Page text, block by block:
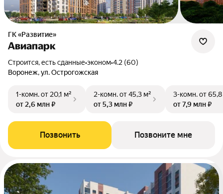
ГК «Развитие»
Авиапарк
Строится, есть сданные•эконом•4.2 (60)
Воронеж, ул. Острогожская
1-комн.от 20,1 м²
от 2,6 млн ₽
2-комн.от 45,3 м²
от 5,3 млн ₽
3-комн.от
от 7,9 млн ₽
Позвонить Позвоните мне